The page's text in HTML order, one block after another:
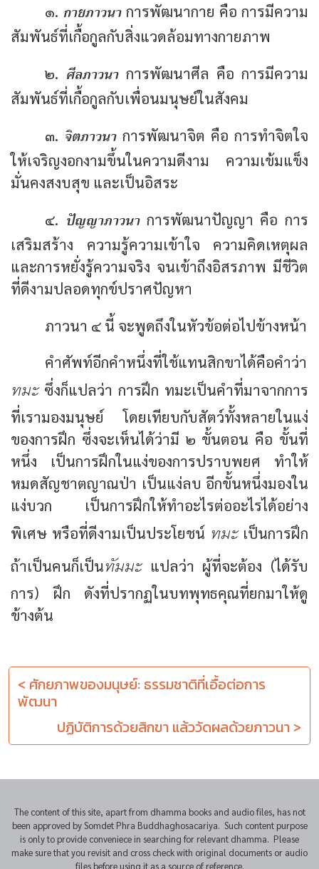
๑. กายภาวนาการพัฒนากาย คือ การมีความ
สัมพันธ์ที่เกื้อกูลกับสิ่งแวดล้อมทางกายภาพ
๒. ศีลภาวนาการพัฒนาศีล คือ การมีความ
สัมพันธ์ที่เกื้อกูลกับเพื่อนมนุษย์ในสังคม
๓. จิตภาวนาการพัฒนาจิต คือ การทำจิตใจ
ให้เจริญงอกงามขึ้นในความดีงาม ความเข้มแข็ง
มั่นคงสงบสุข และเป็นอิสระ
๔. ปัญญาภาวนาการพัฒนาปัญญา คือ การ
เสริมสร้าง ความรู้ความเข้าใจ ความคิดเหตุผล
และการหยั่งรู้ความจริง จนเข้าถึงอิสรภาพ มีชีวิต
ที่ดีงามปลอดทุกข์ปราศปัญหา
ภาวนา ๔ นี้ จะพูดถึงในหัวข้อต่อไปข้างหน้า
คำศัพท์อีกคำหนึ่งที่ใช้แทนสิกขาได้คือคำว่า
ทมะซึ่งก็แปลว่า การฝึก ทมะเป็นคำที่มาจากการ
ที่เรามองมนุษย์ โดยเทียบกับสัตว์ทั้งหลายในแง่
ของการฝึก ซึ่งจะเห็นได้ว่ามี ๒ ขั้นตอน คือ ขั้นที่
หนึ่ง เป็นการฝึกในแง่ของการปราบพยศ ทำให้
หมดสัญชาตญาณป่า เป็นแง่ลบ อีกขั้นหนึ่งมองใน
แง่บวก เป็นการฝึกให้ทำอะไรต่ออะไรได้อย่าง
พิเศษ หรือที่ดีงามเป็นประโยชน์ ทมะเป็นการฝึก
ถ้าเป็นคนก็เป็นทัมมะแปลว่า ผู้ที่จะต้อง (ได้รับ
การ) ฝึก ดังที่ปรากฏในบทพุทธคุณที่ยกมาให้ดู
ข้างต้น
< ศักยภาพของมนุษย์: ธรรมชาติที่เอื้อต่อการ
พัฒนา
ปฏิบัติการด้วยสิกขา แล้ววัดผลด้วยภาวนา >
The content of this site, apart from dhamma books and audio files, has not
been approved by Somdet Phra Buddhaghosacariya. Such content purpose
is only to provide conveniece in searching for relevant dhamma. Please
make sure that you revisit and cross check with original documents or audio
files before using it as a source of reference.